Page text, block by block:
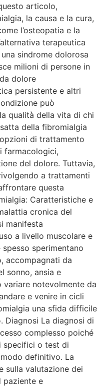
articolo,
la causa e la cura,
l’osteopatia e la
terapeutica
sindrome dolorosa
milioni di persone in
dolore
persistente e altri
può
qualità della vita di chi
della fibromialgia
di trattamento
farmacologici,
del dolore. Tuttavia,
a trattamenti
questa
Caratteristiche e
cronica del
manifesta
a livello muscolare e
sperimentano
accompagnati da
sonno, ansia e
variare notevolmente da
e venire in cicli
una sfida difficile
Diagnosi La diagnosi di
complesso poiché
specifici o test di
definitivo. La
sulla valutazione dei
paziente e